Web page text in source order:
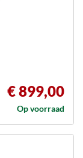
€ 899,00
Op voorraad